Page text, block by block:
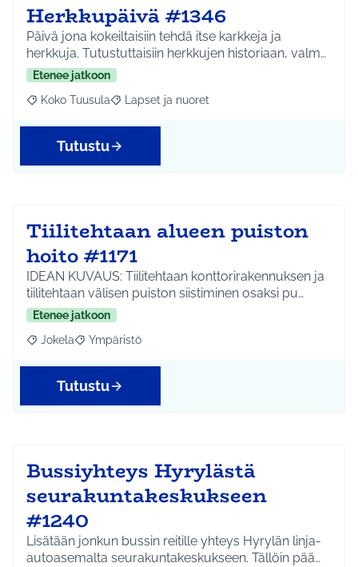
Herkkupäivä #1346
Päivä jona kokeiltaisiin tehdä itse karkkeja ja
herkkuja. Tutustuttaisiin herkkujen historiaan, valm…
Etenee jatkoon
Rajaa tulokset aihepiirin mukaan: Koko Tuusula
Koko Tuusula Rajaa tulokset teeman mukaan: Lapset ja
Lapset ja nuoret
Tutustu
Tiilitehtaan alueen puiston
hoito #1171
IDEAN KUVAUS: Tiilitehtaan konttorirakennuksen ja
tiilitehtaan välisen puiston siistiminen osaksi pu…
Etenee jatkoon
Rajaa tulokset aihepiirin mukaan: Jokela
Jokela Rajaa tulokset teeman mukaan: Ympäristö
Ympäristö
Tutustu
Bussiyhteys Hyrylästä
seurakuntakeskukseen
#1240
Lisätään jonkun bussin reitille yhteys Hyrylän linja-
autoasemalta seurakuntakeskukseen. Tällöin pää…